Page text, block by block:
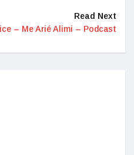
Read Next
– Me Arié Alimi – Podcast